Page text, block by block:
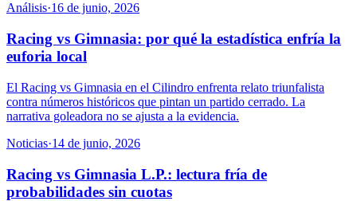
Análisis·16 de junio, 2026
Racing vs Gimnasia: por qué la estadística enfría la
euforia local
El Racing vs Gimnasia en el Cilindro enfrenta relato triunfalista
contra números históricos que pintan un partido cerrado. La
narrativa goleadora no se ajusta a la evidencia.
Noticias·14 de junio, 2026
Racing vs Gimnasia L.P.: lectura fría de
probabilidades sin cuotas